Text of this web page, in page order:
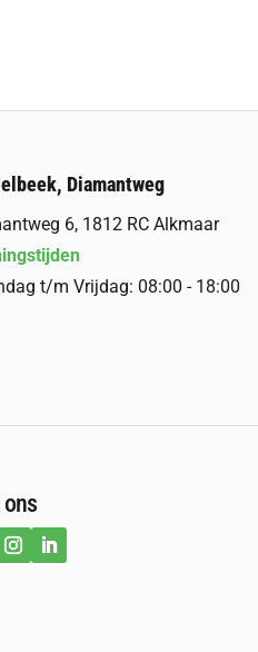
Diamantweg
6, 1812 RC Alkmaar
t/m Vrijdag: 08:00 - 18:00